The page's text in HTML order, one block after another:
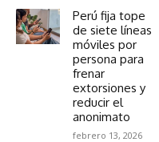
Perú fija tope
de siete líneas
móviles por
persona para
frenar
extorsiones y
reducir el
anonimato
febrero 13, 2026